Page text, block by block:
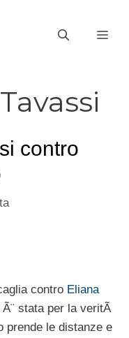
contro
contro Eliana
stata per la veritÃ
prende le distanze e